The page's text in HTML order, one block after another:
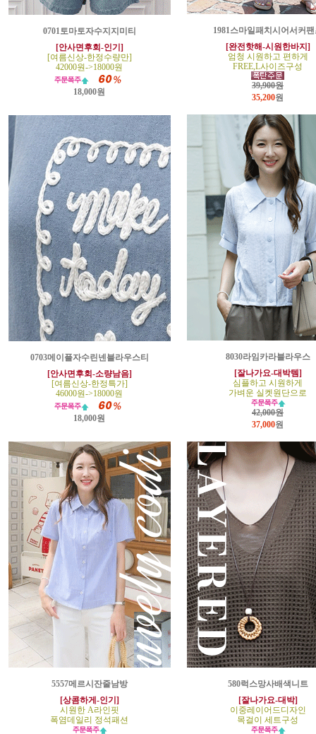
0701토마토자수지지미티
[안사면후회-인기]
[여름신상-한정수량만]
42000원->18000원
18,000원
1981스마일패치시어서커팬
[완전핫해-시원한바지]
엄청 시원하고 편하게
FREE,L사이즈구성
39,900원
35,200원
0703메이플자수린넨블라우스티
[안사면후회-소량남음]
[여름신상-한정특가]
46000원->18000원
18,000원
8030라임카라블라우스
[잘나가요-대박템]
심플하고 시원하게
가벼운 실켓원단으로
42,000원
37,000원
5557메르시잔줄남방
[상콤하게-인기]
시원한 A라인핏
폭염데일리 정석패션
580럭스망사배색니트
[잘나가요-대박]
이중레이어드디자인
목걸이 세트구성